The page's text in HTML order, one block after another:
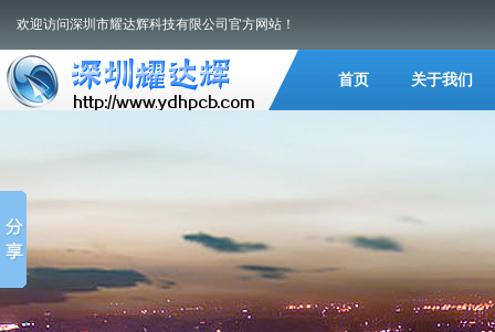
欢迎访问深圳市耀达辉科技有限公司官方网站！
首页 关于我们